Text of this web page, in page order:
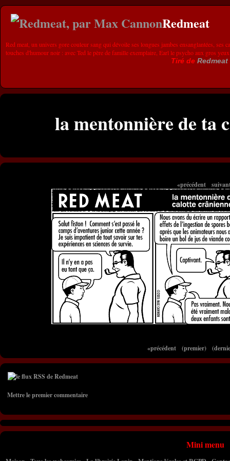
Redmeat
Red meat, un univers gore couleur sang qui dévoile ses longues jambes ensanglantées, ses
touches d'humour noir : avec Ted le père de famille exemplaire, Earl le psycho aux gros
Tiré de Redmeat
la mentonnière de ta
«précédent
«précédent (premier)
Mettre le premier commentaire
Mini menu